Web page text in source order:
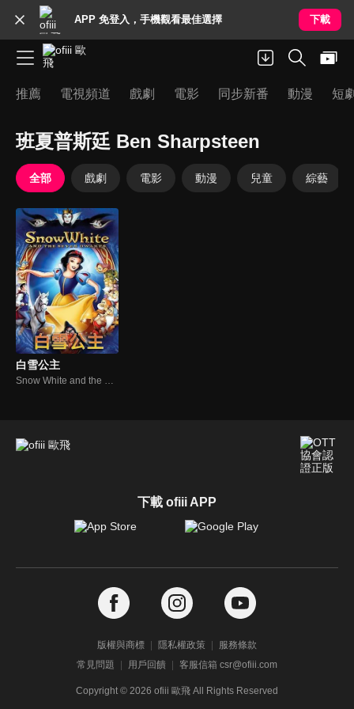
APP 免登入，手機觀看最佳選擇 下載
推薦 電視頻道 戲劇 電影 同步新番 動漫 短
班夏普斯廷 Ben Sharpsteen
全部 戲劇 電影 動漫 兒童 綜藝
白雪公主
Snow White and the Seven Dwarfs
下載 ofiii APP
版權與商標 隱私權政策
服務條款
常見問題
用戶回饋 客服信箱 csr@ofiii.com
Copyright © 2026 ofiii 歐飛 All Rights Reserved